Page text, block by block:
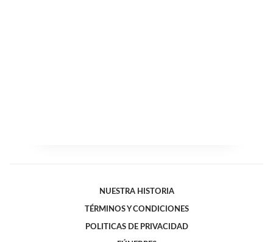
NUESTRA HISTORIA
TÉRMINOS Y CONDICIONES
POLITICAS DE PRIVACIDAD